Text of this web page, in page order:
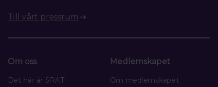
Till vårt pressrum
Om oss
Det här är SRAT
Medlemskapet
Om medlemskapet